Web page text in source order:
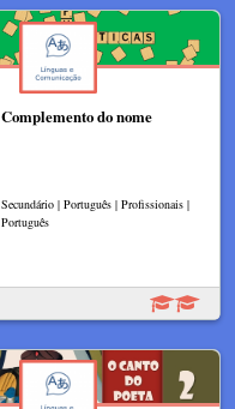
Complemento do nome
Secundário | Português | Profissionais |
Português